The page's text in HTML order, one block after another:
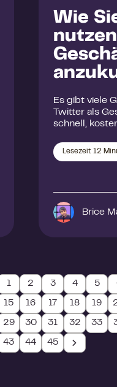
Wie
Es gibt viele
Twitter als
schnell,
Lesezeit 12
Brice
1 2 3 4 5
15 16 17 18 19
29 30 31 32 33
43 44 45